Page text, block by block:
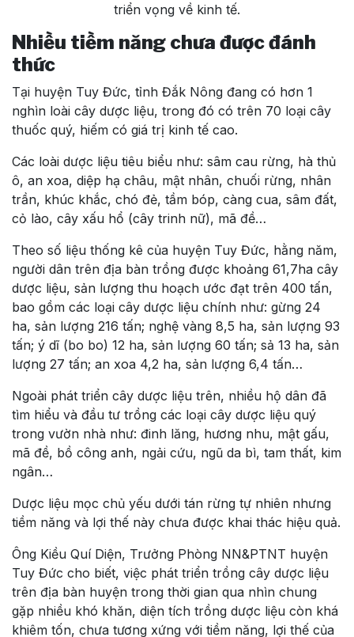
triển vọng về kinh tế.
Nhiều tiềm năng chưa được đánh
thức
Tại huyện Tuy Đức, tỉnh Đắk Nông đang có hơn 1
nghìn loài cây dược liệu, trong đó có trên 70 loại cây
thuốc quý, hiếm có giá trị kinh tế cao.
Các loài dược liệu tiêu biểu như: sâm cau rừng, hà thủ
ô, an xoa, diệp hạ châu, mật nhân, chuối rừng, nhân
trần, khúc khắc, chó đẻ, tầm bóp, càng cua, sâm đất,
cỏ lào, cây xấu hổ (cây trinh nữ), mã đề…
Theo số liệu thống kê của huyện Tuy Đức, hằng năm,
người dân trên địa bàn trồng được khoảng 61,7ha cây
dược liệu, sản lượng thu hoạch ước đạt trên 400 tấn,
bao gồm các loại cây dược liệu chính như: gừng 24
ha, sản lượng 216 tấn; nghệ vàng 8,5 ha, sản lượng 93
tấn; ý dĩ (bo bo) 12 ha, sản lượng 60 tấn; sả 13 ha, sản
lượng 27 tấn; an xoa 4,2 ha, sản lượng 6,4 tấn…
Ngoài phát triển cây dược liệu trên, nhiều hộ dân đã
tìm hiểu và đầu tư trồng các loại cây dược liệu quý
trong vườn nhà như: đinh lăng, hương nhu, mật gấu,
mã đề, bồ công anh, ngải cứu, ngũ da bì, tam thất, kim
ngân…
Dược liệu mọc chủ yếu dưới tán rừng tự nhiên nhưng
tiềm năng và lợi thế này chưa được khai thác hiệu quả.
Ông Kiều Quí Diện, Trưởng Phòng NN&PTNT huyện
Tuy Đức cho biết, việc phát triển trồng cây dược liệu
trên địa bàn huyện trong thời gian qua nhìn chung
gặp nhiều khó khăn, diện tích trồng dược liệu còn khá
khiêm tốn, chưa tương xứng với tiềm năng, lợi thế của